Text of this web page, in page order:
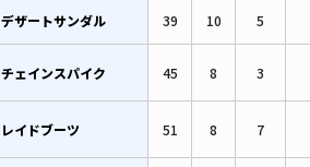
デザートサンダル
39 10 5
チェインスパイク 45 8 3
レイドブーツ 51 8 7